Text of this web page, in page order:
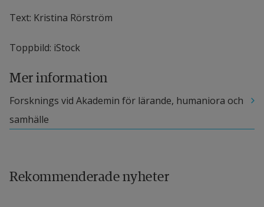
Text: Kristina Rörström
Toppbild: iStock
Mer information
Forsknings vid Akademin för lärande, humaniora och
samhälle
Rekommenderade nyheter